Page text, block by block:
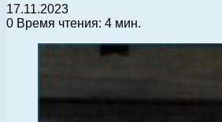
17.11.2023
0 Время чтения: 4 мин.